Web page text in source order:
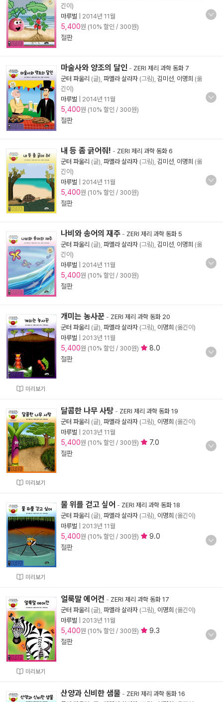
긴이)
마루벌
2014년 11월
5,400원 (10% 할인 / 300원)
절판
마술사와 양조의 달인 - ZERI 제리 과학 동화 7
군터 파울리 (글), 파멜라 살라자 (그림), 김미선 이명희 (옮
긴이)
마루벌
2014년 11월
5,400원 (10% 할인 / 300원)
절판
내 등 좀 긁어줘! - ZERI 제리 과학 동화 6
군터 파울리 (글), 파멜라 살라자 (그림), 김미선 이명희 (옮
긴이)
마루벌
2014년 11월
5,400원 (10% 할인 / 300원)
절판
나비와 송어의 재주 - ZERI 제리 과학 동화 5
군터 파울리 (글), 파멜라 살라자 (그림), 김미선 이명희 (옮
긴이)
마루벌
2014년 11월
5,400원 (10% 할인 / 300원)
절판
미리보기
개미는 농사꾼 - ZERI 제리 과학 동화 20
군터 파울리 (글), 파멜라 살라자 (그림), 이명희 (옮긴이)
마루벌
2013년 11월
5,400원 (10% 할인 / 300원)
8.0
절판
미리보기
달콤한 나무 사탕 - ZERI 제리 과학 동화 19
군터 파울리 (글), 파멜라 살라자 (그림), 이명희 (옮긴이)
마루벌
2013년 11월
5,400원 (10% 할인 / 300원)
7.0
절판
미리보기
물 위를 걷고 싶어 - ZERI 제리 과학 동화 18
군터 파울리 (글), 파멜라 살라자 (그림), 이명희 (옮긴이)
마루벌
2013년 11월
5,400원 (10% 할인 / 300원)
9.0
절판
미리보기
얼룩말 에어컨 - ZERI 제리 과학 동화 17
군터 파울리 (글), 파멜라 살라자 (그림), 이명희 (옮긴이)
마루벌
2013년 11월
5,400원 (10% 할인 / 300원)
9.3
절판
산양과 신비한 샘물 - ZERI 제리 과학 동화 16